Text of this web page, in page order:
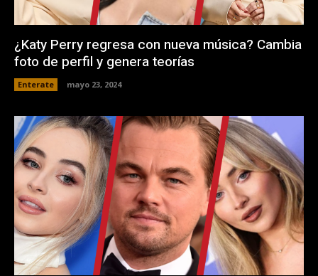
¿Katy Perry regresa con nueva música? Cambia
foto de perfil y genera teorías
Enterate mayo 23, 2024